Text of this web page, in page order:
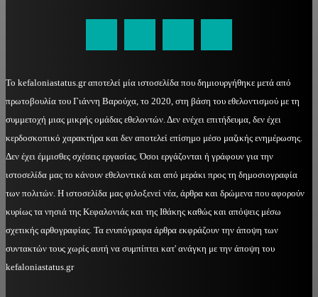
Το kefaloniastatus.gr αποτελεί μία ιστοσελίδα που δημιουργήθηκε μετά από
πρωτοβουλία του Γιάννη Βαρούχα, το 2020, στη βάση του εθελοντισμού με τη
συμμετοχή μιας μικρής ομάδας εθελοντών. Δεν ενέχει επιτήδευμα, δεν έχει
κερδοσκοπικό χαρακτήρα και δεν αποτελεί επίσημο μέσο μαζικής ενημέρωσης.
Δεν έχει έμμισθες σχέσεις εργασίας. Όσοι εργάζονται ή γράφουν για την
ιστοσελίδα μας το κάνουν εθελοντικά και από μεράκι προς τη δημοσιογραφία
των πολιτών. Η ιστοσελίδα μας φιλοξενεί νέα, άρθρα και δρώμενα που αφορούν
κυρίως τα νησιά της Κεφαλονιάς και της Ιθάκης καθώς και απόψεις μέσω
σχετικής αρθογραφίας. Τα ενυπόγραφα άρθρα εκφράζουν την άποψη των
συντακτών τους χωρίς αυτή να συμπίπτει κατ' ανάγκη με την άποψη του
kefaloniastatus.gr